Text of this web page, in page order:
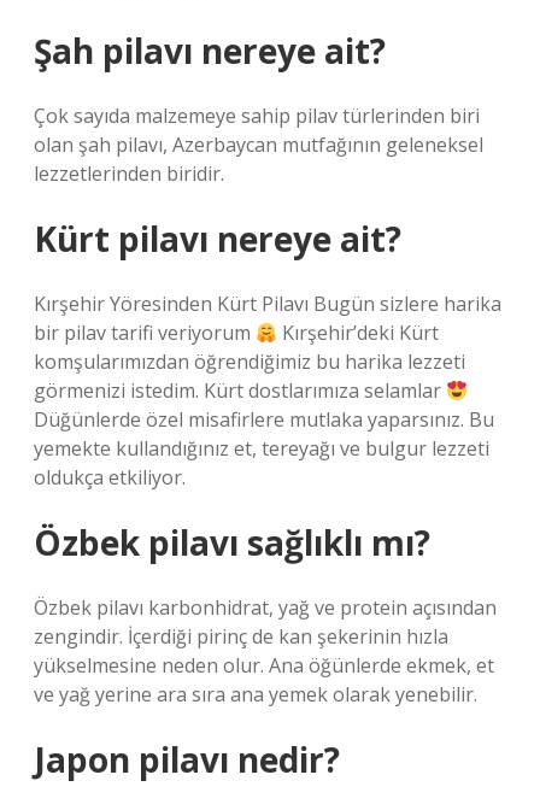
Şah pilavı nereye ait?
Çok sayıda malzemeye sahip pilav türlerinden biri
olan şah pilavı, Azerbaycan mutfağının geleneksel
lezzetlerinden biridir.
Kürt pilavı nereye ait?
Kırşehir Yöresinden Kürt Pilavı Bugün sizlere harika
bir pilav tarifi veriyorum
Kırşehir’deki Kürt
komşularımızdan öğrendiğimiz bu harika lezzeti
görmenizi istedim. Kürt dostlarımıza selamlar
Düğünlerde özel misafirlere mutlaka yaparsınız. Bu
yemekte kullandığınız et, tereyağı ve bulgur lezzeti
oldukça etkiliyor.
Özbek pilavı sağlıklı mı?
Özbek pilavı karbonhidrat, yağ ve protein açısından
zengindir. İçerdiği pirinç de kan şekerinin hızla
yükselmesine neden olur. Ana öğünlerde ekmek, et
ve yağ yerine ara sıra ana yemek olarak yenebilir.
Japon pilavı nedir?